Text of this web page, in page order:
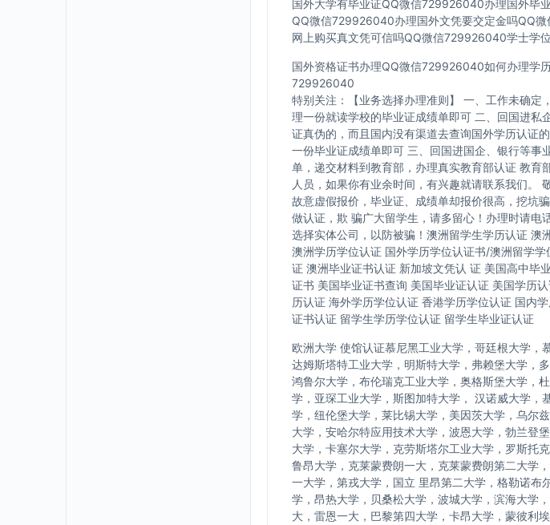
国外大学有毕业证QQ微信729926040办理国外毕
QQ微信729926040办理国外文凭要交定金吗QQ
网上购买真文凭可信吗QQ微信729926040学士学
国外资格证书办理QQ微信729926040如何办理学
729926040
特别关注：【业务选择办理准则】 一、工作未确
理一份就读学校的毕业证成绩单即可 二、回国进私
证真伪的，而且国内没有渠道去查询国外学历认证
一份毕业证成绩单即可 三、回国进国企、银行等
单，递交材料到教育部，办理真实教育部认证 教育
人员，如果你有业余时间，有兴趣就请联系我们。
故意虚假报价，毕业证、成绩单却报价很高，挖坑
做认证，欺 骗广大留学生，请多留心！办理时请电
选择实体公司，以防被骗！澳洲留学生学历认证
澳洲学历学位认证 国外学历学位认证书/澳洲留学
证 澳洲毕业证书认证 新加坡文凭认 证 美国高中毕
证书 美国毕业证书查询 美国毕业证认证 美国学历
历认证 海外学历学位认证 香港学历学位认证 国内
证书认证 留学生学历学位认证 留学生毕业证认证
欧洲大学 使馆认证慕尼黑工业大学，哥廷根大学，
达姆斯塔特工业大学，明斯特大学，弗赖堡大学，
鸿鲁尔大学，布伦瑞克工业大学，奥格斯堡大学，
学，亚琛工业大学，斯图加特大学， 汉诺威大学，
学，纽伦堡大学，莱比锡大学，美因茨大学，乌尔
大学，安哈尔特应用技术大学，波恩大学，勃兰登
大学，卡塞尔大学，克劳斯塔尔工业大学，罗斯托
鲁昂大学，克莱蒙费朗一大，克莱蒙费朗第二大学
一大学，第戎大学，国立 里昂第二大学，格勒诺布
学，昂热大学，贝桑松大学，波城大学，滨海大学
大，雷恩一大，巴黎第四大学，卡昂大学，蒙彼利